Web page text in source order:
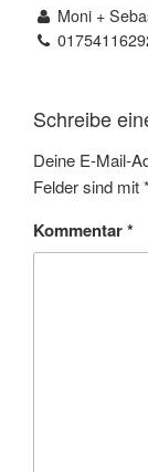
Moni +
Schreibe
Deine E-Mail-
Felder sind mit*
Kommentar*